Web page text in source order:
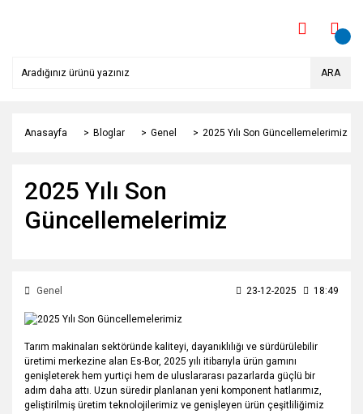
ARA
Anasayfa Bloglar Genel 2025 Yılı Son Güncellemelerimiz
2025 Yılı Son
Güncellemelerimiz
Genel 23-12-2025 18:49
Tarım makinaları sektöründe kaliteyi, dayanıklılığı ve sürdürülebilir
üretimi merkezine alan Es-Bor, 2025 yılı itibarıyla ürün gamını
genişleterek hem yurtiçi hem de uluslararası pazarlarda güçlü bir
adım daha attı. Uzun süredir planlanan yeni komponent hatlarımız,
geliştirilmiş üretim teknolojilerimiz ve genişleyen ürün çeşitliliğimiz